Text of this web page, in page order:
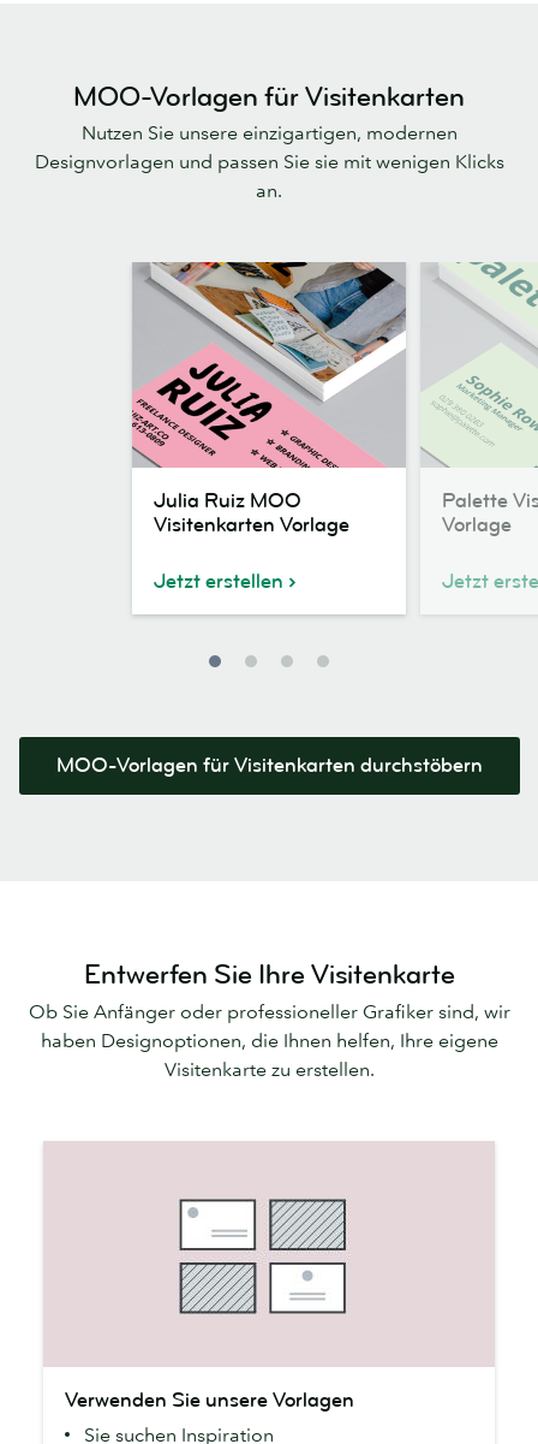
MOO-Vorlagen für Visitenkarten
Nutzen Sie unsere einzigartigen, modernen
Designvorlagen und passen Sie sie mit wenigen Klicks
an.
Ruiz
MOO
Visitenkarten
Julia Ruiz MOO
Visitenkarten Vorlage
Jetzt erstellen
Visitenkarten
Vorlage
Palette
Vorlage
Jetzt
MOO-Vorlagen für Visitenkarten durchstöbern
Entwerfen Sie Ihre Visitenkarte
Ob Sie Anfänger oder professioneller Grafiker sind, wir
haben Designoptionen, die Ihnen helfen, Ihre eigene
Visitenkarte zu erstellen.
Sie
unsere
Verwenden Sie unsere Vorlagen
Sie suchen Inspiration